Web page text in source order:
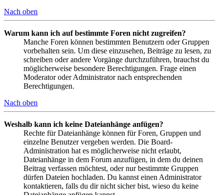
Nach oben
Warum kann ich auf bestimmte Foren nicht zugreifen?
Manche Foren können bestimmten Benutzern oder Gruppen
vorbehalten sein. Um diese einzusehen, Beiträge zu lesen, zu
schreiben oder andere Vorgänge durchzuführen, brauchst du
möglicherweise besondere Berechtigungen. Frage einen
Moderator oder Administrator nach entsprechenden
Berechtigungen.
Nach oben
Weshalb kann ich keine Dateianhänge anfügen?
Rechte für Dateianhänge können für Foren, Gruppen und
einzelne Benutzer vergeben werden. Die Board-
Administration hat es möglicherweise nicht erlaubt,
Dateianhänge in dem Forum anzufügen, in dem du deinen
Beitrag verfassen möchtest, oder nur bestimmte Gruppen
dürfen Dateien hochladen. Du kannst einen Administrator
kontaktieren, falls du dir nicht sicher bist, wieso du keine